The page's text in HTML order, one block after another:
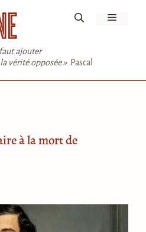
ajouter
vérité opposée » Pascal
Menu
à la mort de